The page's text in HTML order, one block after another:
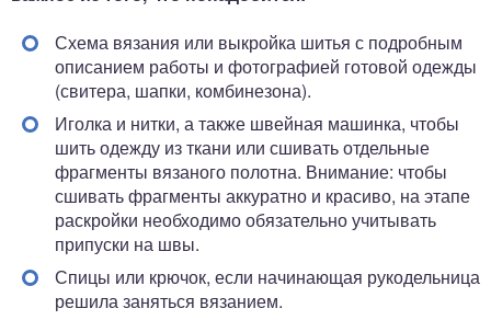
Схема вязания или выкройка шитья с подробным
описанием работы и фотографией готовой одежды
(свитера, шапки, комбинезона).
Иголка и нитки, а также швейная машинка, чтобы
шить одежду из ткани или сшивать отдельные
фрагменты вязаного полотна. Внимание: чтобы
сшивать фрагменты аккуратно и красиво, на этапе
раскройки необходимо обязательно учитывать
припуски на швы.
Спицы или крючок, если начинающая рукодельница
решила заняться вязанием.